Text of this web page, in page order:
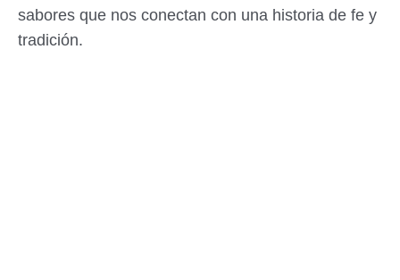
sabores que nos conectan con una historia de fe y
tradición.